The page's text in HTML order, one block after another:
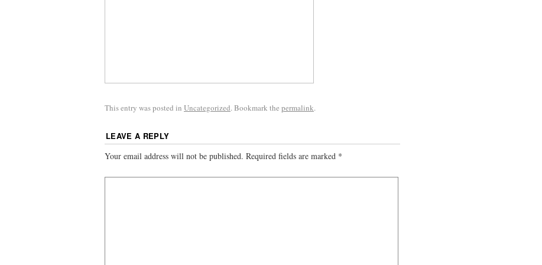
This entry was posted in Uncategorized. Bookmark the permalink.
LEAVE A REPLY
Your email address will not be published. Required fields are marked *